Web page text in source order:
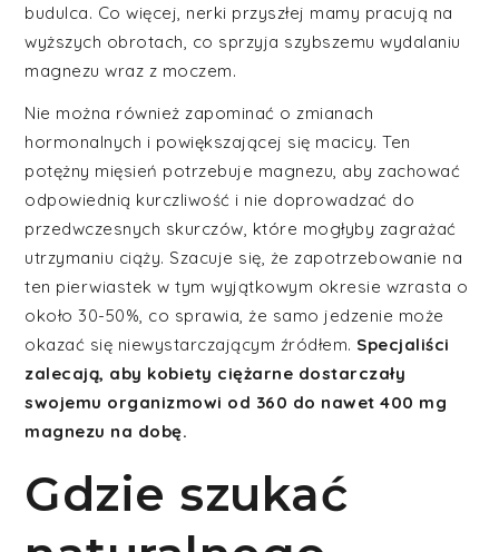
budulca. Co więcej, nerki przyszłej mamy pracują na
wyższych obrotach, co sprzyja szybszemu wydalaniu
magnezu wraz z moczem.
Nie można również zapominać o zmianach
hormonalnych i powiększającej się macicy. Ten
potężny mięsień potrzebuje magnezu, aby zachować
odpowiednią kurczliwość i nie doprowadzać do
przedwczesnych skurczów, które mogłyby zagrażać
utrzymaniu ciąży. Szacuje się, że zapotrzebowanie na
ten pierwiastek w tym wyjątkowym okresie wzrasta o
około 30-50%, co sprawia, że samo jedzenie może
okazać się niewystarczającym źródłem. Specjaliści
zalecają, aby kobiety ciężarne dostarczały
swojemu organizmowi od 360 do nawet 400 mg
magnezu na dobę.
Gdzie szukać